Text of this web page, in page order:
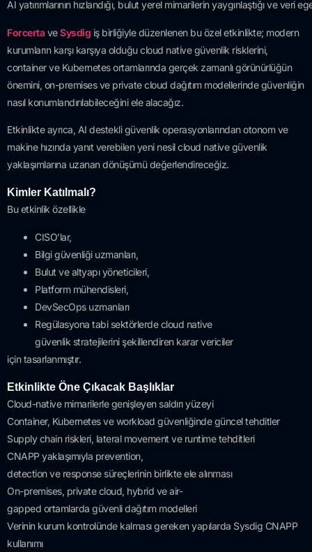
AI yatırımlarının hızlandığı, bulut yerel mimarilerin yaygınlaştığı ve
Forcerta veSysdig iş birliğiyle düzenlenen bu özel etkinlikte; modern
kurumların karşı karşıya olduğu cloud native güvenlik risklerini,
container ve Kubernetes ortamlarında gerçek zamanlı görünürlüğün
önemini, on-premises ve private cloud dağıtım modellerinde güvenliğin
nasıl konumlandırılabileceğini ele alacağız.
Etkinlikte ayrıca, AI destekli güvenlik operasyonlarından otonom ve
makine hızında yanıt verebilen yeni nesil cloud native güvenlik
yaklaşımlarına uzanan dönüşümü değerlendireceğiz.
Kimler Katılmalı?
Buetkinlik özellikle
CISO’lar,
Bilgigüvenliği uzmanları,
Bulut ve altyapı yöneticileri,
Platform mühendisleri,
DevSecOps uzmanları
Regülasyona tabi sektörlerdecloud native
güvenlik stratejilerini şekillendiren karar vericiler
için tasarlanmıştır.
Etkinlikte Öne Çıkacak Başlıklar
Cloud-native mimarilerle genişleyen saldırıyüzeyi
Container, Kubernetesveworkload güvenliğinde günceltehditler
Supply chain riskleri, lateral movement veruntime tehditleri
CNAPPyaklaşımıyla prevention,
detectionveresponse süreçlerinin birlikte elealınması
On-premises, private cloud, hybrid veair-
gapped ortamlarda güvenli dağıtımmodelleri
Verinin kurum kontrolünde kalması gereken yapılarda Sysdig CNAPP
kullanımı